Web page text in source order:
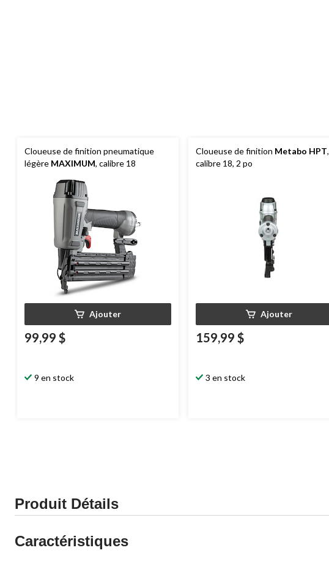
Cloueuse de finition pneumatique
légère MAXIMUM, calibre 18
Ajouter
99,99 $
9 en stock
Cloueuse de finition Metabo HPT,
calibre 18, 2 po
Ajouter
159,99 $
3 en stock
Produit Détails
Caractéristiques